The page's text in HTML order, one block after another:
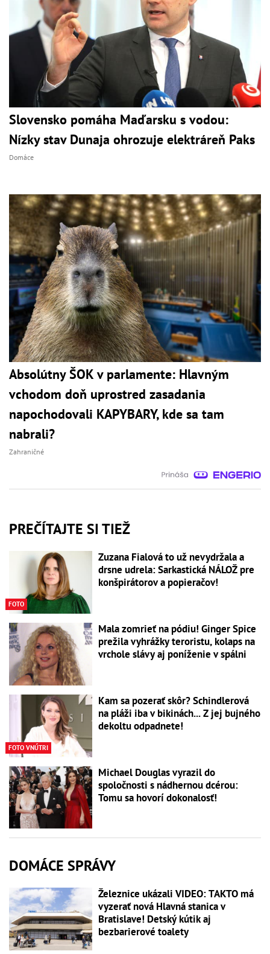
Slovensko pomáha Maďarsku s vodou:
Nízky stav Dunaja ohrozuje elektráreň Paks
Domáce
Absolútny ŠOK v parlamente: Hlavným
vchodom doň uprostred zasadania
napochodovali KAPYBARY, kde sa tam
nabrali?
Zahraničné
PREČÍTAJTE SI TIEŽ
FOTO
Zuzana Fialová to už nevydržala a
drsne udrela: Sarkastická NÁLOŽ pre
konšpirátorov a popieračov!
Mala zomrieť na pódiu! Ginger Spice
prežila vyhrážky teroristu, kolaps na
vrchole slávy aj poníženie v spálni
FOTO VNÚTRI
Kam sa pozerať skôr? Schindlerová
na pláži iba v bikinách... Z jej bujného
dekoltu odpadnete!
Michael Douglas vyrazil do
spoločnosti s nádhernou dcérou:
Tomu sa hovorí dokonalosť!
DOMÁCE SPRÁVY
Železnice ukázali VIDEO: TAKTO má
vyzerať nová Hlavná stanica v
Bratislave! Detský kútik aj
bezbarierové toalety